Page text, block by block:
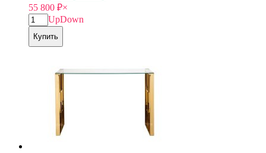
55 800 ₽×
UpDown
Купить